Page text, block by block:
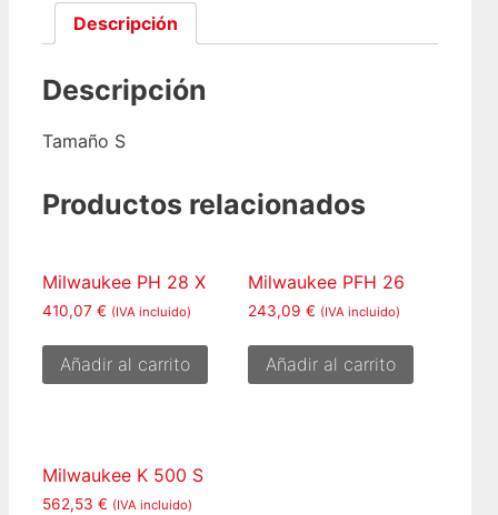
Descripción
Descripción
Tamaño S
Productos relacionados
Milwaukee PH 28 X
410,07 € (IVA incluido)
Añadir al carrito
Milwaukee PFH 26
243,09€ (IVA incluido)
Añadir al carrito
Milwaukee K 500 S
562,53 € (IVA incluido)